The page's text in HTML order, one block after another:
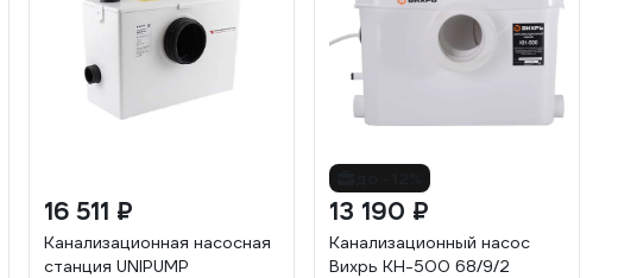
16 511 ₽
Канализационная насосная
станция UNIPUMP
13 190 ₽
Канализационный насос
Вихрь КН-500 68/9/2